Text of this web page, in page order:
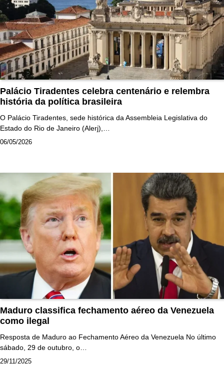
Palácio Tiradentes celebra centenário e relembra
história da política brasileira
O Palácio Tiradentes, sede histórica da Assembleia Legislativa do
Estado do Rio de Janeiro (Alerj),…
06/05/2026
Maduro classifica fechamento aéreo da Venezuela
como ilegal
Resposta de Maduro ao Fechamento Aéreo da Venezuela No último
sábado, 29 de outubro, o…
29/11/2025